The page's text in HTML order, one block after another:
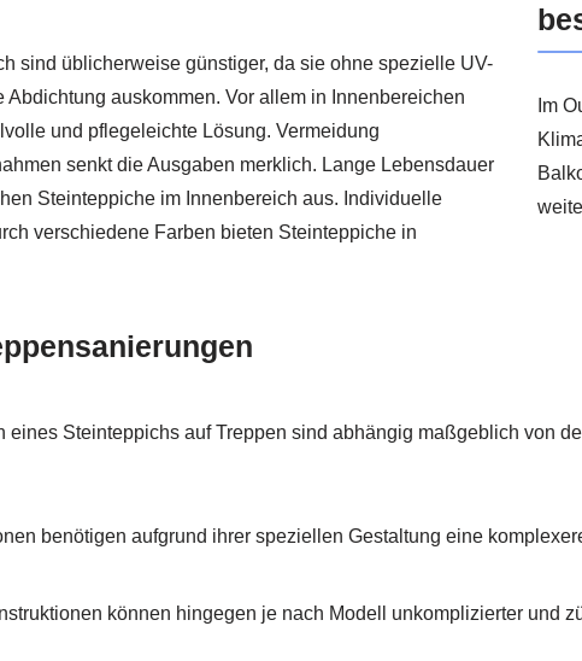
sind üblicherweise günstiger, da sie ohne spezielle UV-
Abdichtung auskommen. Vor allem in Innenbereichen
und pflegeleichte Lösung. Vermeidung
senkt die Ausgaben merklich. Lange Lebensdauer
Steinteppiche im Innenbereich aus. Individuelle
verschiedene Farben bieten Steinteppiche in
Im
eines Steinteppichs auf Treppen sind abhängig maßgeblich von
benötigen aufgrund ihrer speziellen Gestaltung eine
können hingegen je nach Modell unkomplizierter und